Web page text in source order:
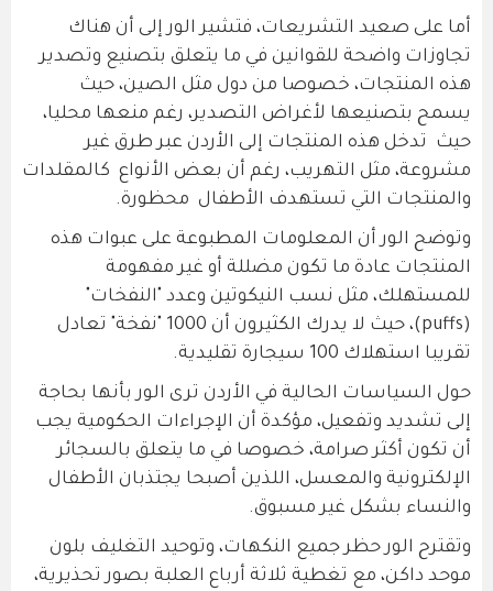
أما على صعيد التشريعات، فتشير الور إلى أن هناك
تجاوزات واضحة للقوانين في ما يتعلق بتصنيع وتصدير
هذه المنتجات، خصوصا من دول مثل الصين، حيث
يسمح بتصنيعها لأغراض التصدير، رغم منعها محليا،
حيث تدخل هذه المنتجات إلى الأردن عبر طرق غير
مشروعة، مثل التهريب، رغم أن بعض الأنواع كالمقلدات
والمنتجات التي تستهدف الأطفال محظورة.
وتوضح الور أن المعلومات المطبوعة على عبوات هذه
المنتجات عادة ما تكون مضللة أو غير مفهومة
للمستهلك، مثل نسب النيكوتين وعدد "النفخات"
(puffs)، حيث لا يدرك الكثيرون أن 1000 "نفخة" تعادل
تقريبا استهلاك 100 سيجارة تقليدية.
حول السياسات الحالية في الأردن ترى الور بأنها بحاجة
إلى تشديد وتفعيل، مؤكدة أن الإجراءات الحكومية يجب
أن تكون أكثر صرامة، خصوصا في ما يتعلق بالسجائر
الإلكترونية والمعسل، اللذين أصبحا يجتذبان الأطفال
والنساء بشكل غير مسبوق.
وتقترح الور حظر جميع النكهات، وتوحيد التغليف بلون
موحد داكن، مع تغطية ثلاثة أرباع العلبة بصور تحذيرية،